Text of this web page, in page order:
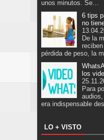
unos minutos. Se…
6 tips
no
De la
pérdida de peso, la
los
Para
era indispensable
LO + VISTO